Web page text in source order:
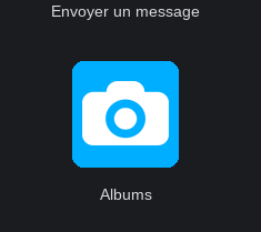
Envoyer un message
Albums